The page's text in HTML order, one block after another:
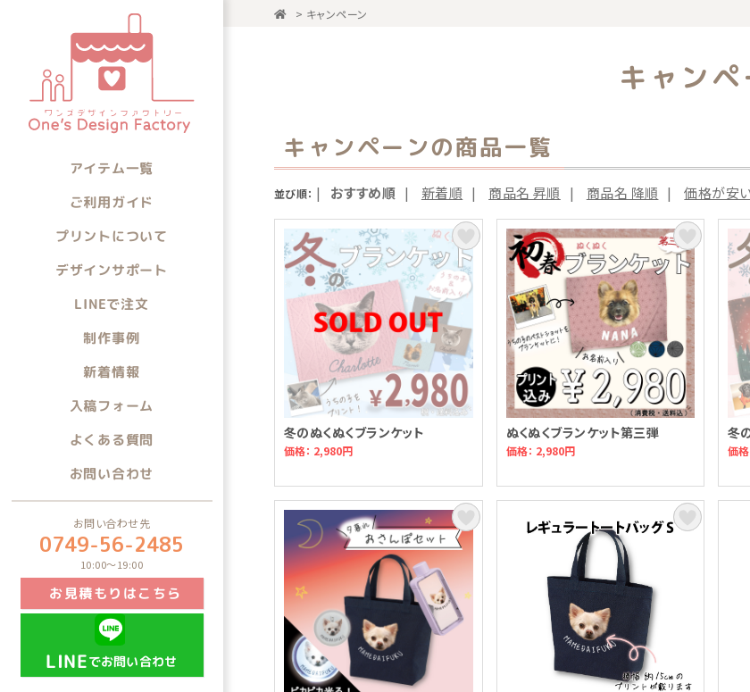
アイテム一覧
ご利用ガイド
プリントについて
デザインサポート
LINEで注文
制作事例
新着情報
入稿フォーム
よくある質問
お問い合わせ
お問い合わせ先
0749-56-2485
10:00～19:00
お見積もりはこちら
LINEでお問い合わせ
> キャンペーン
キャンペ
キャンペーンの商品一覧
並び順： | おすすめ順 | 新着順 | 商品名 昇順 | 商品名 降順 | 価格が安
冬のぬくぬくブランケット
価格： 2,980円
ぬくぬくブランケット第三弾
価格： 2,980円
冬
価